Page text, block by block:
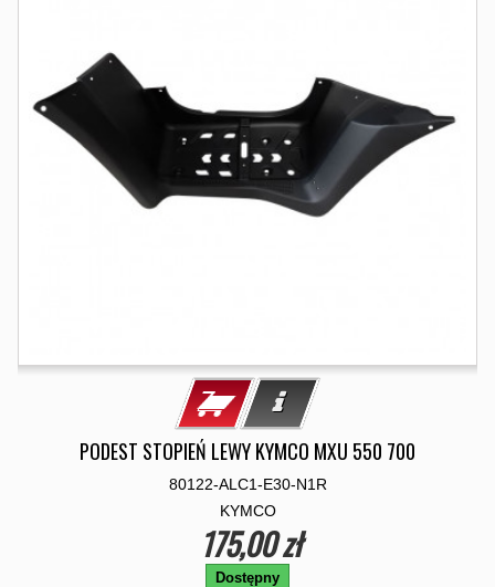
PODEST STOPIEŃ LEWY KYMCO MXU 550 700
80122-ALC1-E30-N1R
KYMCO
175,00 zł
Dostępny